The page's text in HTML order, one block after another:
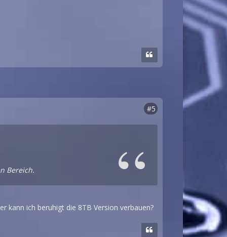
#5
Bereich.
kann ich beruhigt die 8TB Version verbauen?